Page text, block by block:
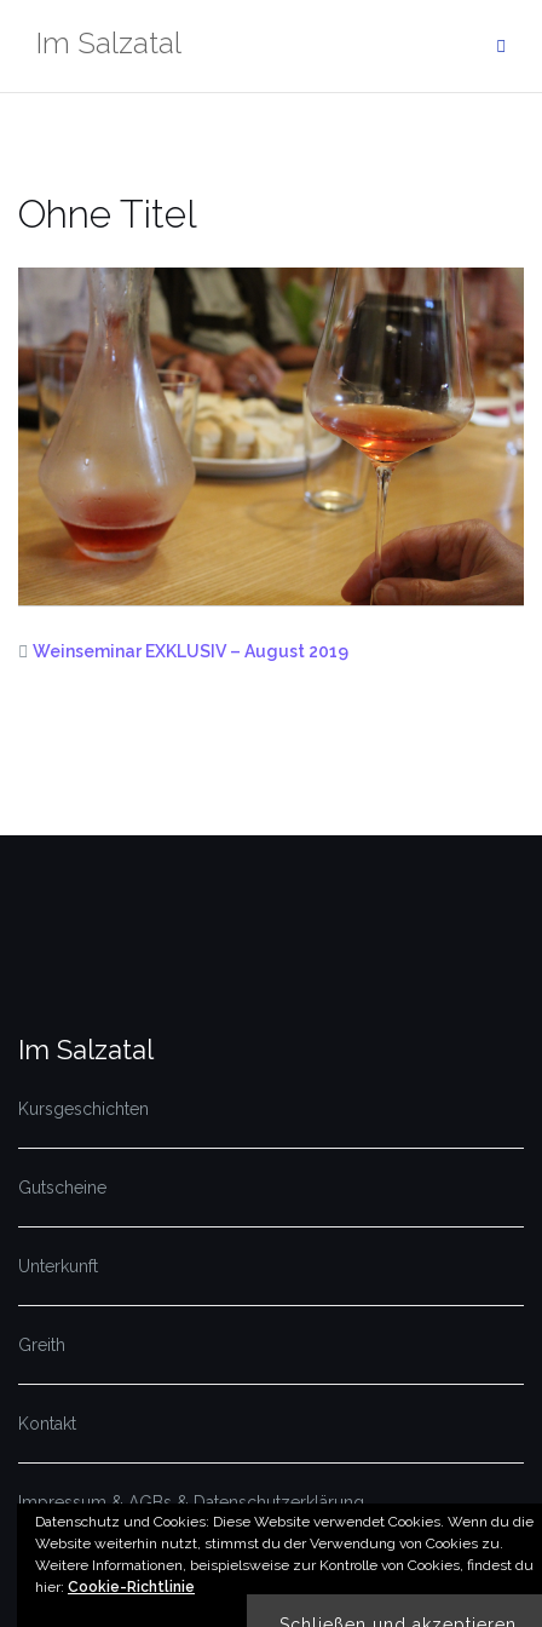
InhaltIm Salzatal
Ohne Titel
Weinseminar EXKLUSIV – August 2019
Datenschutz und Cookies: Diese Website verwendet Cookies. Wenn du die
Website weiterhin nutzt, stimmst du der Verwendung von Cookies zu.
Weitere Informationen, beispielsweise zur Kontrolle von Cookies, findest du
hier: Cookie-Richtlinie
Im Salzatal
Kursgeschichten
Gutscheine
Unterkunft
Greith
Kontakt
Impressum & AGBs & Datenschutzerklärung
© by imSalzatal.at